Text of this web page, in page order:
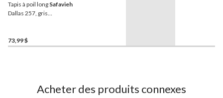
Tapis à poil long Safavieh
Dallas 257, gris
73,99 $
Acheter des produits connexes